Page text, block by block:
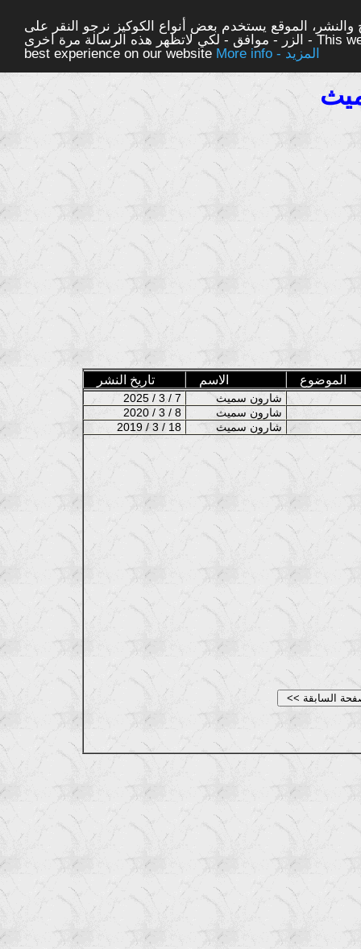
الموقع يستخدم بعض أنواع الكوكيز نرجو النقر على
الزر - موافق - لكي لاتظهر هذه الرسالة مرة اخرى - This website uses cookies to ensure you get the
best experience on our website
More info - المزيد
تاريخ النشر الاسم الموضوع
2025 / 3 / 7
2020 / 3 / 8
2019 / 3 / 18